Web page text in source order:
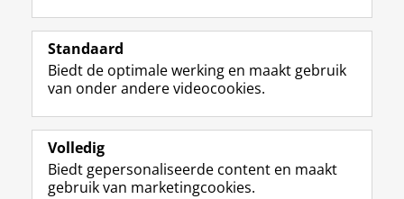
Volg de RUG
F
a
e
b
o
p
a
L
i
k
e
I
-
p
R
S
-
f
e
R
I
n
t
r
m
Y
o
T
e
k
Studiekiezers
Alumni
Over ons
Standaard
Biedt de optimale werking en maakt gebruik
van onder andere videocookies.
Volledig
Biedt gepersonaliseerde content en maakt
gebruik van marketingcookies.